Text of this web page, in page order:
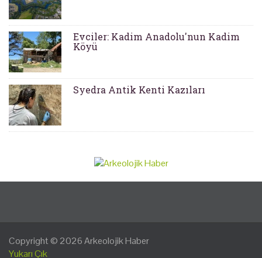
Evciler: Kadim Anadolu'nun Kadim
Köyü
Syedra Antik Kenti Kazıları
Copyright © 2026Arkeolojik Haber
Yukarı Çık